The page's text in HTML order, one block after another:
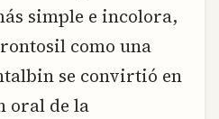
simple e incolora,
como una
se convirtió en
oral de la